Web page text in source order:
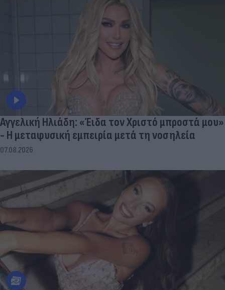
Αγγελική Ηλιάδη: «Έιδα τον Χριστό μπροστά μου»
- Η μεταφυσική εμπειρία μετά τη νοσηλεία
07.08.2026